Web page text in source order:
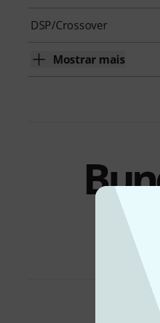
DSP/Crossover
Mostrar mais